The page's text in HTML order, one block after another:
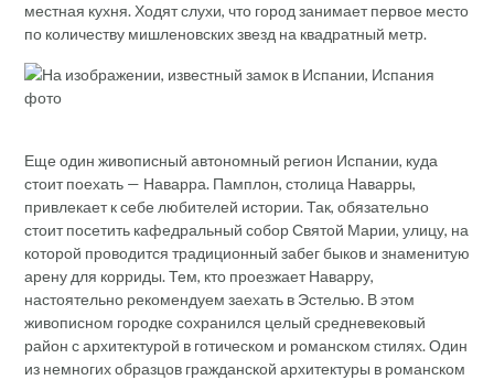
местная кухня. Ходят слухи, что город занимает первое место
по количеству мишленовских звезд на квадратный метр.
Еще один живописный автономный регион Испании, куда
стоит поехать — Наварра. Памплон, столица Наварры,
привлекает к себе любителей истории. Так, обязательно
стоит посетить кафедральный собор Святой Марии, улицу, на
которой проводится традиционный забег быков и знаменитую
арену для корриды. Тем, кто проезжает Наварру,
настоятельно рекомендуем заехать в Эстелью. В этом
живописном городке сохранился целый средневековый
район с архитектурой в готическом и романском стилях. Один
из немногих образцов гражданской архитектуры в романском